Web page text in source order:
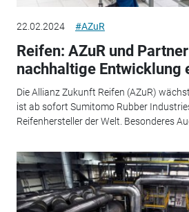
22.02.2024 #AZuR
Reifen: AZuR und
nachhaltige Entwicklung
Die Allianz Zukunft Reifen (AZuR)
ist ab sofort Sumitomo Rubber
Reifenhersteller der Welt. Besonderes